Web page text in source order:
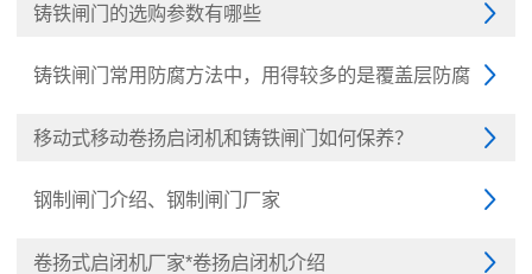

铸铁闸门的选购参数有哪些

铸铁闸门常用防腐方法中，用得较多的是覆盖层防腐

移动式移动卷扬启闭机和铸铁闸门如何保养？

钢制闸门介绍、钢制闸门厂家

卷扬式启闭机厂家*卷扬启闭机介绍